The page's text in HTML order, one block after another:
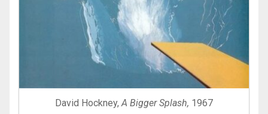
David Hockney,A Bigger Splash, 1967